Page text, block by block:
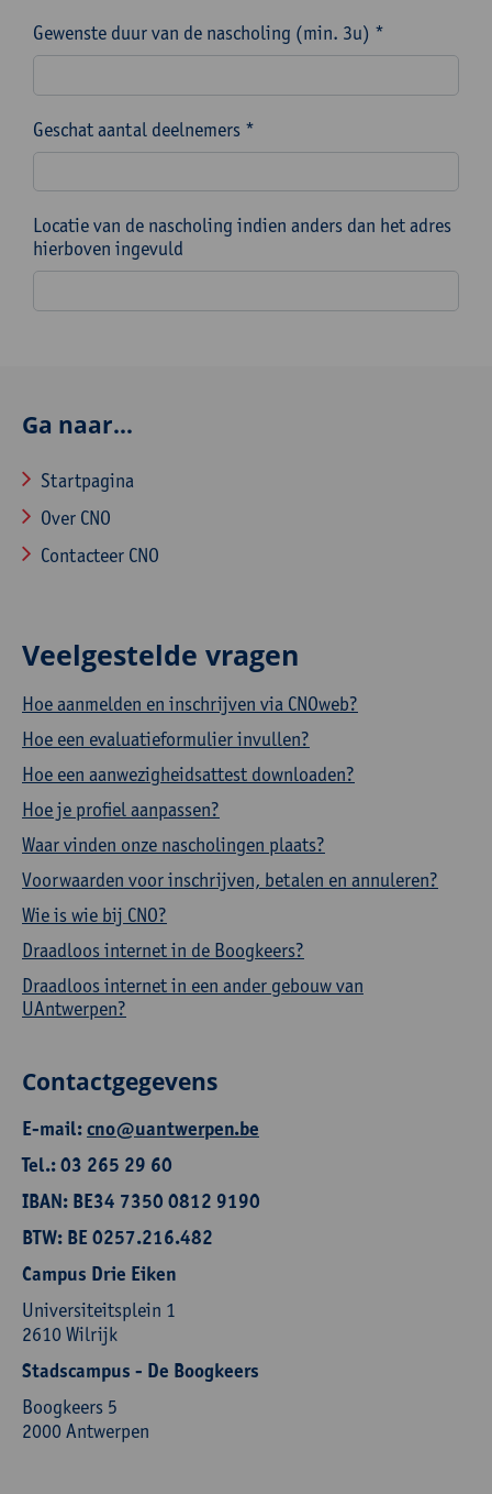
Gewenste duur van de nascholing (min. 3u) *
Geschat aantal deelnemers *
Locatie van de nascholing indien anders dan het adres
hierboven ingevuld
Ga naar...
Startpagina
Over CNO
Contacteer CNO
Veelgestelde vragen
Hoe aanmelden en inschrijven via CNOweb?
Hoe een evaluatieformulier invullen?
Hoe een aanwezigheidsattest downloaden?
Hoe je profiel aanpassen?
Waar vinden onze nascholingen plaats?
Voorwaarden voor inschrijven, betalen en annuleren?
Wie is wie bij CNO?
Draadloos internet in de Boogkeers?
Draadloos internet in een ander gebouw van
UAntwerpen?
Contactgegevens
E-mail:cno@uantwerpen.be
Tel.: 03 265 29 60
IBAN: BE34 7350 0812 9190
BTW: BE 0257.216.482
Campus Drie Eiken
Universiteitsplein 1
2610 Wilrijk
Stadscampus - De Boogkeers
Boogkeers 5
2000 Antwerpen